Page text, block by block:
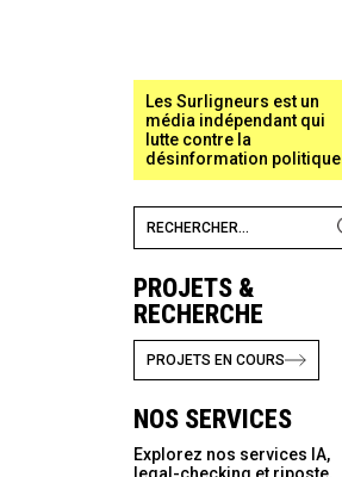
Les Surligneurs est un
média indépendant qui
lutte contre la
désinformation politique
PROJETS &
RECHERCHE
PROJETS EN COURS
NOS SERVICES
Explorez nos services IA,